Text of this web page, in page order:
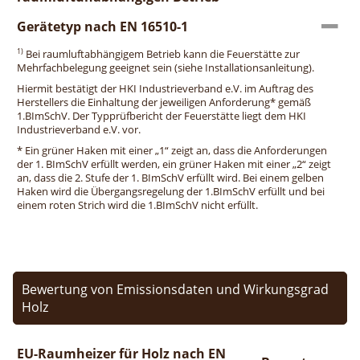
Gerätetyp nach EN 16510-1
1) Bei raumluftabhängigem Betrieb kann die Feuerstätte zur
Mehrfachbelegung geeignet sein (siehe Installationsanleitung).
Hiermit bestätigt der HKI Industrieverband e.V. im Auftrag des
Herstellers die Einhaltung der jeweiligen Anforderung* gemäß
1.BImSchV. Der Typprüfbericht der Feuerstätte liegt dem HKI
Industrieverband e.V. vor.
* Ein grüner Haken mit einer „1“ zeigt an, dass die Anforderungen
der 1. BImSchV erfüllt werden, ein grüner Haken mit einer „2“ zeigt
an, dass die 2. Stufe der 1. BImSchV erfüllt wird. Bei einem gelben
Haken wird die Übergangsregelung der 1.BImSchV erfüllt und bei
einem roten Strich wird die 1.BImSchV nicht erfüllt.
Bewertung von Emissionsdaten und Wirkungsgrad
Holz
EU-Raumheizer für Holz nach EN